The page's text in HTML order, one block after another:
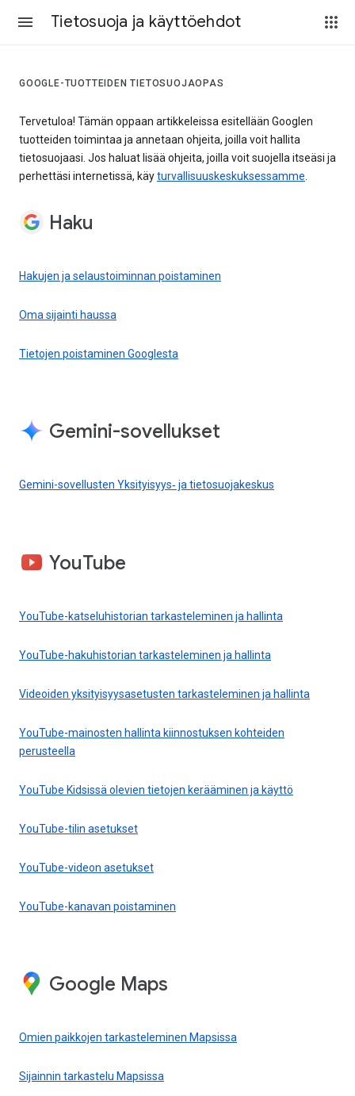
Tietosuoja ja käyttöehdot
GOOGLE-TUOTTEIDEN TIETOSUOJAOPAS
Tervetuloa! Tämän oppaan artikkeleissa esitellään Googlen
tuotteiden toimintaa ja annetaan ohjeita, joilla voit hallita
tietosuojaasi. Jos haluat lisää ohjeita, joilla voit suojella itseäsi ja
perhettäsi internetissä, käyturvallisuuskeskuksessamme.
Haku
Hakujen ja selaustoiminnan poistaminen
Oma sijainti haussa
Tietojen poistaminen Googlesta
Gemini-sovellukset
Gemini-sovellusten Yksityisyys‑ ja tietosuojakeskus
YouTube
YouTube-katseluhistorian tarkasteleminen ja hallinta
YouTube-hakuhistorian tarkasteleminen ja hallinta
Videoiden yksityisyysasetusten tarkasteleminen ja hallinta
YouTube-mainosten hallinta kiinnostuksen kohteiden
perusteella
YouTube Kidsissä olevien tietojen kerääminen ja käyttö
YouTube-tilin asetukset
YouTube-videon asetukset
YouTube-kanavan poistaminen
Google Maps
Omien paikkojen tarkasteleminen Mapsissa
Sijainnin tarkastelu Mapsissa